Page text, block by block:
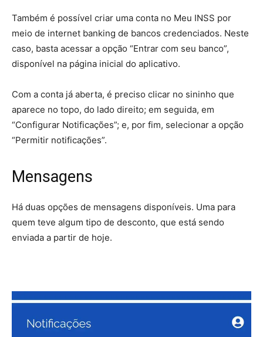
Também é possível criar uma conta no Meu INSS por
meio de internet banking de bancos credenciados. Neste
caso, basta acessar a opção “Entrar com seu banco”,
disponível na página inicial do aplicativo.
Com a conta já aberta, é preciso clicar no sininho que
aparece no topo, do lado direito; em seguida, em
“Configurar Notificações”; e, por fim, selecionar a opção
“Permitir notificações”.
Mensagens
Há duas opções de mensagens disponíveis. Uma para
quem teve algum tipo de desconto, que está sendo
enviada a partir de hoje.